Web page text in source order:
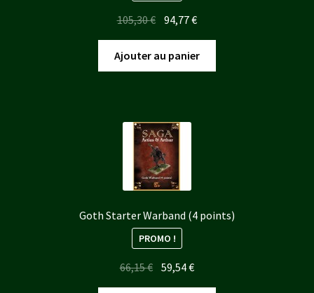
105,30€ Le
prix
initial
était :
94,77€Le
prix
actuel
est :
Ajouter au panier
Goth Starter Warband (4 points)
PROMO !
66,15€ Le
59,54€Le